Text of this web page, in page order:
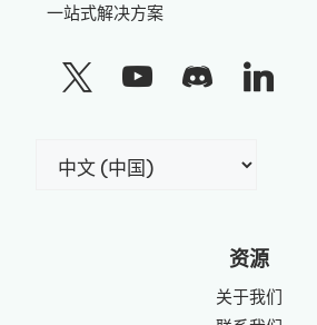
一站式解决方案
资源
关于我们